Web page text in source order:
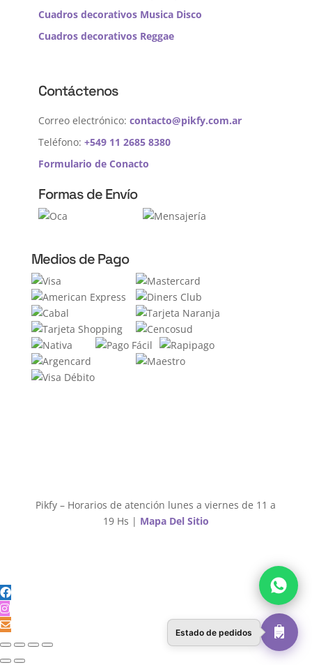
Cuadros decorativos Musica Disco
Cuadros decorativos Reggae
Contáctenos
Correo electrónico: contacto@pikfy.com.ar
Teléfono: +549 11 2685 8380
Formulario de Conacto
Formas de Envío
Medios de Pago
Pikfy – Horarios de atención lunes a viernes de 11 a
19 Hs | Mapa Del Sitio
Estado de pedidos